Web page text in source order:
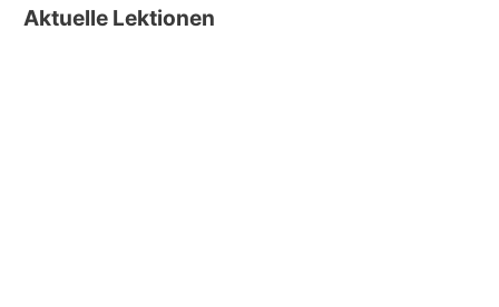
Aktuelle Lektionen